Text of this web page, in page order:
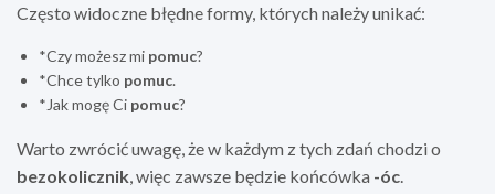
Często widoczne błędne formy, których należy unikać:
*Czy możesz mi pomuc?
*Chce tylko pomuc.
*Jak mogę Ci pomuc?
Warto zwrócić uwagę, że w każdym z tych zdań chodzi o
bezokolicznik, więc zawsze będzie końcówka -óc.